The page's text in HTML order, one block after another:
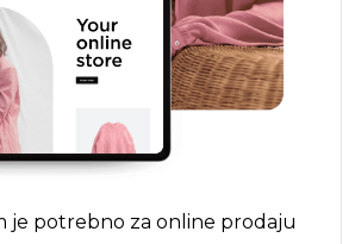
je potrebno za online prodaju